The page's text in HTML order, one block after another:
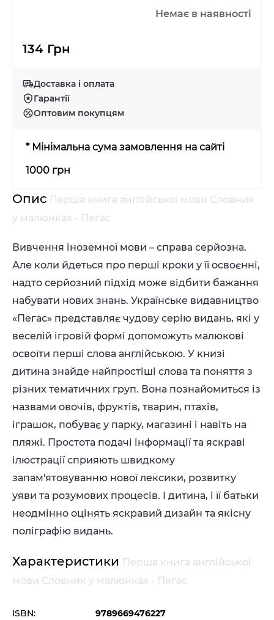
Немає в наявності
134 Грн
Доставка і оплата
Гарантії
Оптовим покупцям
* Мінімальна сума замовлення на сайті
1000 грн
Опис Перша книга англійської мови Словник
у малюнках - Пегас
Вивчення іноземної мови – справа серйозна.
Але коли йдеться про перші кроки у її освоєнні,
надто серйозний підхід може відбити бажання
набувати нових знань. Українське видавництво
«Пегас» представляє чудову серію видань, які у
веселій ігровій формі допоможуть малюкові
освоїти перші слова англійською. У книзі
дитина знайде найпростіші слова та поняття з
різних тематичних груп. Вона познайомиться із
назвами овочів, фруктів, тварин, птахів,
іграшок, побуває у парку, магазині і навіть на
пляжі. Простота подачі інформації та яскраві
ілюстрації сприяють швидкому
запам'ятовуванню нової лексики, розвитку
уяви та розумових процесів. І дитина, і її батьки
неодмінно оцінять яскравий дизайн та якісну
поліграфію видань.
Характеристики Перша книга англійської
мови Словник у малюнках - Пегас
ISBN: 9789669476227